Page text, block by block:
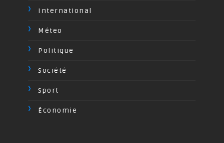
International
Méteo
Politique
Société
Sport
Économie